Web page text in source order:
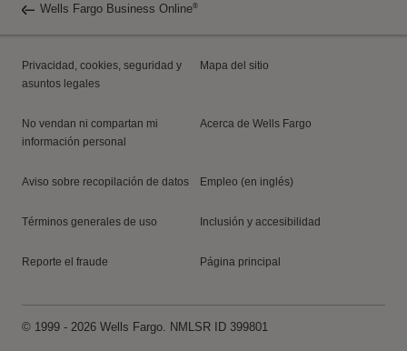
Wells Fargo Business Online®
Privacidad, cookies, seguridad y
asuntos legales
Mapa del sitio
No vendan ni compartan mi
información personal
Acerca de Wells Fargo
Aviso sobre recopilación de datos Empleo (en inglés)
Términos generales de uso Inclusión y accesibilidad
Reporte el fraude Página principal
© 1999 - 2026 Wells Fargo. NMLSR ID 399801